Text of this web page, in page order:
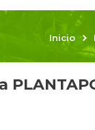
Inicio